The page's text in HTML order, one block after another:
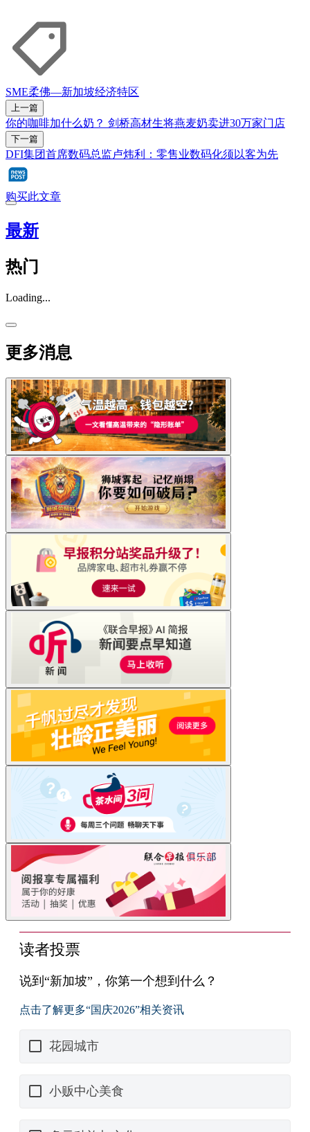
SME柔佛—新加坡经济特区
上一篇
你的咖啡加什么奶？ 剑桥高材生将燕麦奶卖进30万家门店
下一篇
DFI集团首席数码总监卢炜利：零售业数码化须以客为先
购买此文章
最新
热门
Loading...
更多消息